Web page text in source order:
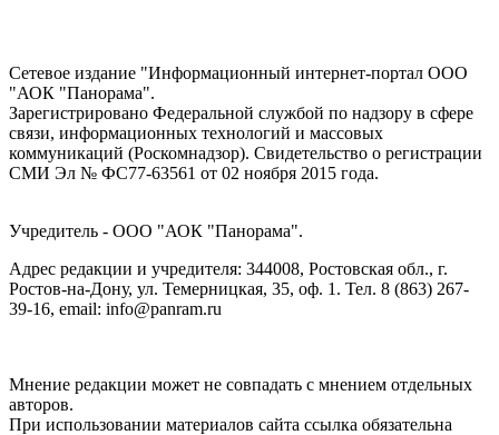
Сетевое издание "Информационный интернет-портал ООО
"АОК "Панорама".
Зарегистрировано Федеральной службой по надзору в сфере
связи, информационных технологий и массовых
коммуникаций (Роскомнадзор). Cвидетельство о регистрации
СМИ Эл № ФС77-63561 от 02 ноября 2015 года.
Учредитель - ООО "АОК "Панорама".
Адрес редакции и учредителя: 344008, Ростовская обл., г.
Ростов-на-Дону, ул. Темерницкая, 35, оф. 1. Тел. 8 (863) 267-
39-16, email: info@panram.ru
Мнение редакции может не совпадать с мнением отдельных
авторов.
При использовании материалов сайта ссылка обязательна